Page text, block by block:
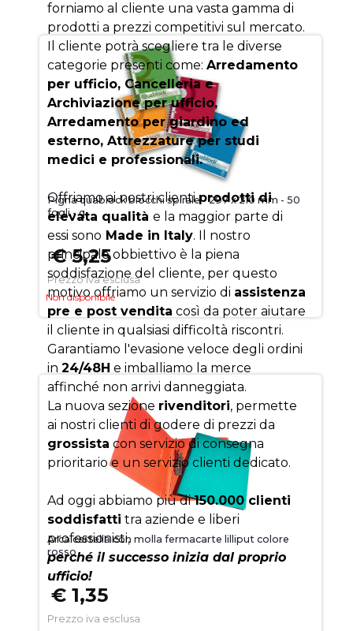
Pigna quablock blocchi spirale - 297 x 210 mm - 50
fogli - q
€ 5,25
Prezzo iva esclusa
Non disponibile
Arca cartella con molla fermacarte lilliput colore
rosso
€ 1,35
Prezzo iva esclusa
forniamo al cliente una vasta gamma di
prodotti a prezzi competitivi sul mercato.
Il cliente potrà scegliere tra le diverse
categorie presenti come: Arredamento
per ufficio, Cancelleria e
Archiviazione per ufficio,
Arredamento per giardino ed
esterno, Attrezzature per studi
medici e professionali.
Offriamo ai nostri clientiprodotti di
elevata qualità e la maggior parte di
essi sono Made in Italy. Il nostro
principale obbiettivo è la piena
soddisfazione del cliente, per questo
motivo offriamo un servizio di assistenza
pre e post vendita così da poter aiutare
il cliente in qualsiasi difficoltà riscontri.
Garantiamo l'evasione veloce degli ordini
in 24/48H e imballiamo la merce
affinché non arrivi danneggiata.
La nuova sezione rivenditori, permette
ai nostri clienti di godere di prezzi da
grossista con servizio di consegna
prioritario e un servizio clienti dedicato.
Ad oggi abbiamo più di150.000 clienti
soddisfatti tra aziende e liberi
professionisti,
perché il successo inizia dal proprio
ufficio!